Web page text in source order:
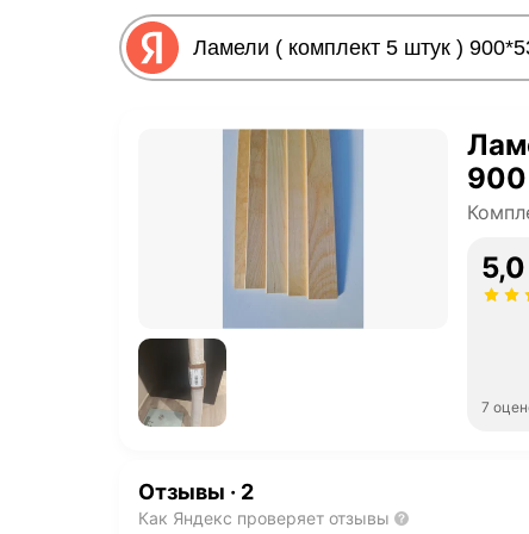
5,0
7
Отзывы · 2
Как Яндекс проверяет отзывы